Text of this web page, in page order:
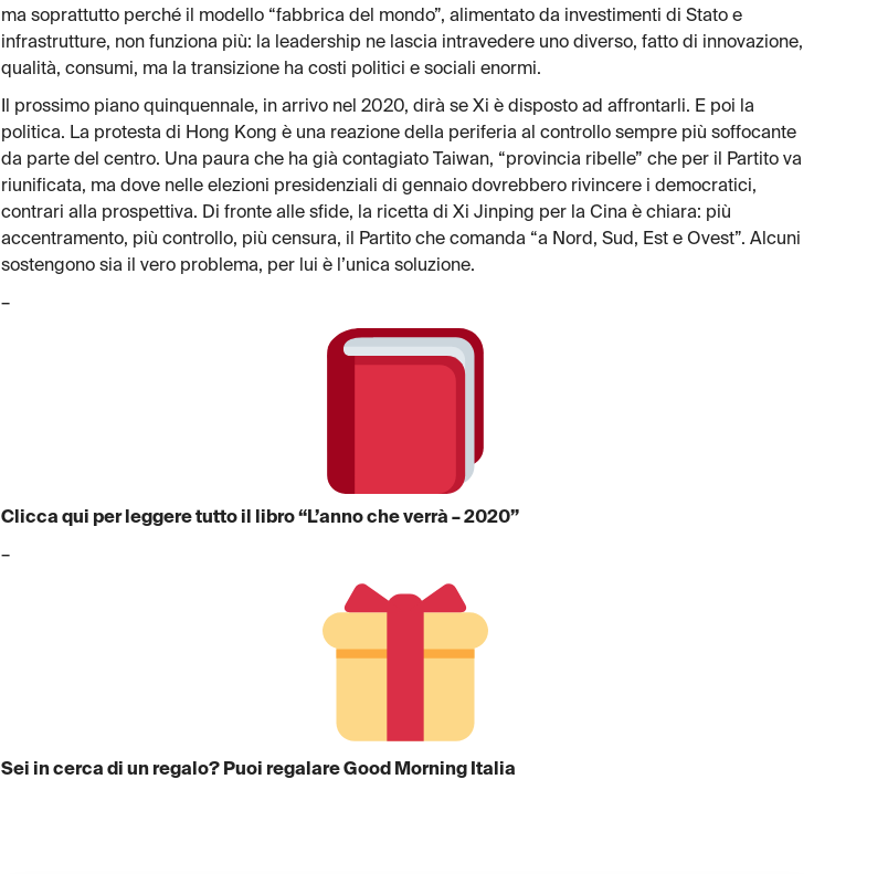
ma soprattutto perché il modello “fabbrica del mondo”, alimentato da investimenti di Stato e
infrastrutture, non funziona più: la leadership ne lascia intravedere uno diverso, fatto di innovazione,
qualità, consumi, ma la transizione ha costi politici e sociali enormi.
Il prossimo piano quinquennale, in arrivo nel 2020, dirà se Xi è disposto ad affrontarli. E poi la
politica. La protesta di Hong Kong è una reazione della periferia al controllo sempre più soffocante
da parte del centro. Una paura che ha già contagiato Taiwan, “provincia ribelle” che per il Partito va
riunificata, ma dove nelle elezioni presidenziali di gennaio dovrebbero rivincere i democratici,
contrari alla prospettiva. Di fronte alle sfide, la ricetta di Xi Jinping per la Cina è chiara: più
accentramento, più controllo, più censura, il Partito che comanda “a Nord, Sud, Est e Ovest”. Alcuni
sostengono sia il vero problema, per lui è l’unica soluzione.
–
Clicca qui per leggere tutto il libro “L’anno che verrà – 2020”
–
Sei in cerca di un regalo? Puoi regalare Good Morning Italia